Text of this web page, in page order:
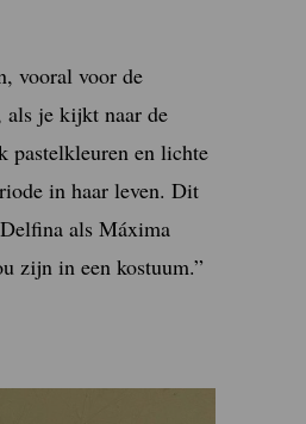
vooral voor de
als je kijkt naar de
pastelkleuren en lichte
in haar leven. Dit
als Máxima
zijn in een kostuum.”